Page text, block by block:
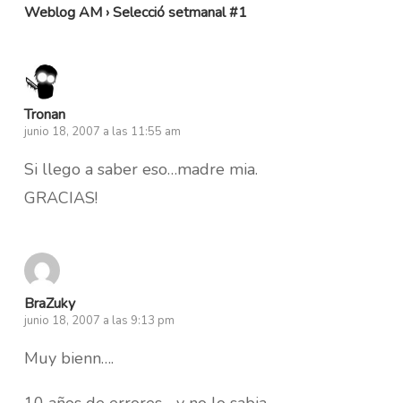
Weblog AM › Selecció setmanal #1
Tronan
junio 18, 2007 a las 11:55 am
Si llego a saber eso…madre mia.
GRACIAS!
BraZuky
junio 18, 2007 a las 9:13 pm
Muy bienn….